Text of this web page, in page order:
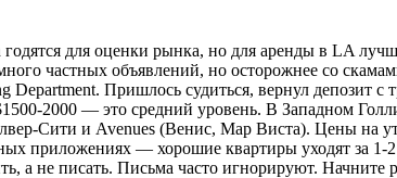
для оценки рынка, но для аренды в LA
частных объявлений, но осторожнее со
Department. Пришлось судиться, вернул депозит
2000 — это средний уровень. В Западном
Сити и Avenues (Венис, Мар Виста). Цены на
приложениях — хорошие квартиры уходят за 1-2
а не писать. Письма часто игнорируют. Начните